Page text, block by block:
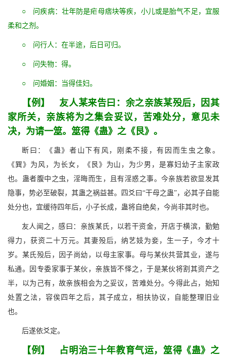
○ 问疾病：壮年防是疟母痞块等疾，小儿或是胎气不足，宜服
柔和之剂。
○ 问行人：在半途，后日可归。
○ 问失物：得。
○ 问婚姻：当得佳妇。
【例】 友人某来告曰：余之亲族某殁后，因其
家所关，亲族将为之集会妥议，苦难处分，意见未
决，为请一筮。筮得《蛊》之《艮》。
断曰：《蛊》者山下有风，刚柔不接，有因而生虫之象。
《巽》为风，为长女，《艮》为山，为少男，是寡妇幼子主家政
也。蛊者腹中之虫，淫晦而生，且有淫惑之事。今亲族若欲显发其
隐事，势必至破裂，其蛊之祸益甚。四爻曰“干母之蛊”，必其子自能
处分也，宜缓待四年后，小子长成，蛊将自绝矣，今尚非其时也。
友人闻之，感曰：亲族某氏，以若干资金，开店于横滨，勤勉
得力，获资二十万元。其妻殁后，纳艺妓为妾，生一子，今才十
岁。某氏殁后，因子尚幼，以母主家事。母与某伙共营其业，遂与
私通。因专委家事于某伙，亲族皆不怿之，于是某伙将割其资产之
半，以为己有，故亲族相会为之妥议，苦难处分。今得此占，始知
处置之法，容俟四年之后，其子成立，相扶协议，自能整理旧业
也。
后遂依爻定。
【例】 占明治三十年教育气运，筮得《蛊》之